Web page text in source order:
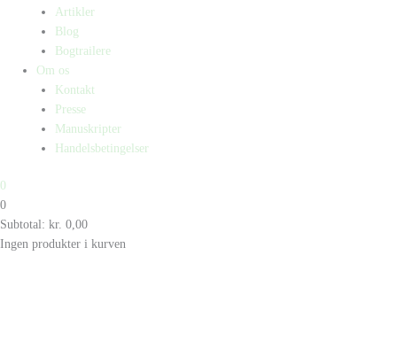
Artikler
Blog
Bogtrailere
Om os
Kontakt
Presse
Manuskripter
Handelsbetingelser
0
0
Subtotal: kr. 0,00
Ingen produkter i kurven